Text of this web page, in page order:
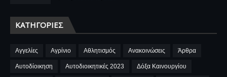
ΚΑΤΗΓΟΡΊΕΣ
Αγγελίες Αγρίνιο Αθλητισμός Ανακοινώσεις Άρθρα
Αυτοδίοικηση Αυτοδιοικητικές 2023 Δόξα Καινουργίου